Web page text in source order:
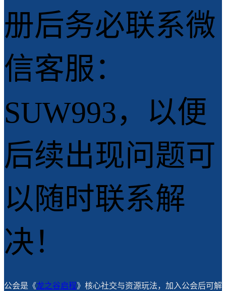
册后务必联系微
信客服：
SUW993，以便
后续出现问题可
以随时联系解
决！
公会是《龙之谷启程》核心社交与资源玩法，加入公会后可解